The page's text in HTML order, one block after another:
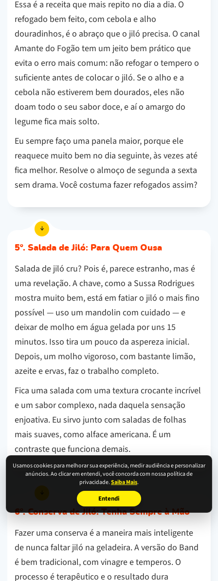
Usamos cookies para melhorar sua experiência, medir audiência e personalizar
anúncios. Ao clicar em entendi, você concorda com nossa política de
privacidade.Saiba Mais.
Entendi
Essa é a receita que mais repito no dia a dia. O
refogado bem feito, com cebola e alho
douradinhos, é o abraço que o jiló precisa. O canal
Amante do Fogão tem um jeito bem prático que
evita o erro mais comum: não refogar o tempero o
suficiente antes de colocar o jiló. Se o alho e a
cebola não estiverem bem dourados, eles não
doam todo o seu sabor doce, e aí o amargo do
legume fica mais solto.
Eu sempre faço uma panela maior, porque ele
reaquece muito bem no dia seguinte, às vezes até
fica melhor. Resolve o almoço de segunda a sexta
sem drama. Você costuma fazer refogados assim?
5º. Salada de Jiló: Para Quem Ousa
Salada de jiló cru? Pois é, parece estranho, mas é
uma revelação. A chave, como a Sussa Rodrigues
mostra muito bem, está em fatiar o jiló o mais fino
possível — uso um mandolin com cuidado — e
deixar de molho em água gelada por uns 15
minutos. Isso tira um pouco da aspereza inicial.
Depois, um molho vigoroso, com bastante limão,
azeite e ervas, faz o trabalho completo.
Fica uma salada com uma textura crocante incrível
e um sabor complexo, nada daquela sensação
enjoativa. Eu sirvo junto com saladas de folhas
mais suaves, como alface americana. É um
contraste que funciona demais.
6º. Conserva de Jiló: Tenha Sempre à Mão
Fazer uma conserva é a maneira mais inteligente
de nunca faltar jiló na geladeira. A versão do Band
é bem tradicional, com vinagre e temperos. O
processo é terapêutico e o resultado dura